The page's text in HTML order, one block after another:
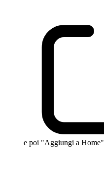
e poi "Aggiungi a Home"